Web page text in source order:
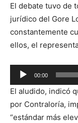
El debate tuvo de
jurídico del Gore
constantemente
ellos, el
Reproductor
de
audio
00:00
El aludido, indicó
por Contraloría,
“estándar más